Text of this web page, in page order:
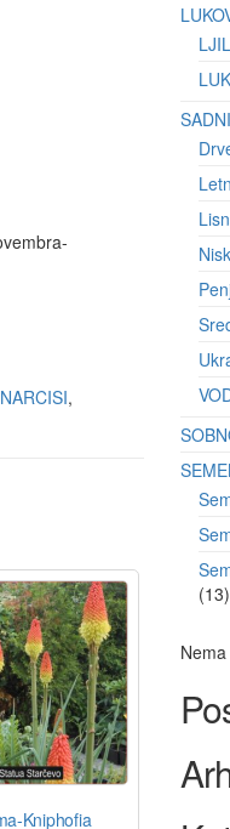
NARCISI,
Kniphofia
13